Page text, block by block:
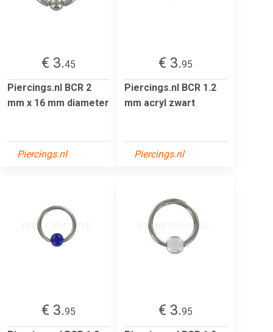
€ 3.45
Piercings.nl BCR 2
mm x 16 mm diameter
Piercings.nl
€ 3.95
Piercings.nl BCR 1.2
mm acryl zwart
Piercings.nl
€ 3.95
€ 3.95